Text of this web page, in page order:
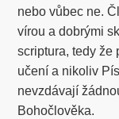
nebo vůbec ne.
vírou a dobrými
scriptura, tedy že
učení a nikoliv
nevzdávají
Bohočlověka.